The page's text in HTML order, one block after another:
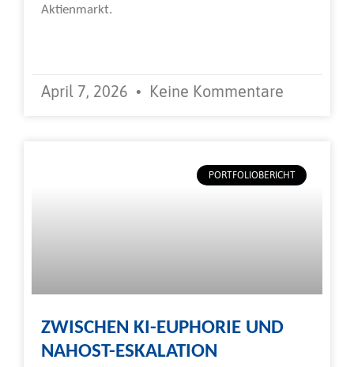
Aktienmarkt.
April 7, 2026 Keine Kommentare
PORTFOLIOBERICHT
ZWISCHEN KI-EUPHORIE UND
NAHOST-ESKALATION